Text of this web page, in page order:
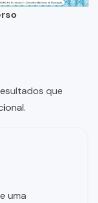
que
uma